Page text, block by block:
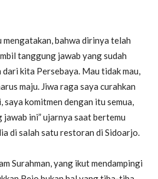
bahwa dirinya telah
tanggung jawab yang sudah
dari kita Persebaya. Mau tidak mau,
maju. Jiwa raga saya curahkan
komitmen dengan itu semua,
ini” ujarnya saat bertemu
di salah satu restoran di Sidoarjo.
Surahman, yang ikut mendampingi